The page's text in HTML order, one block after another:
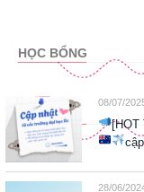
HỌC BỔNG
08/07/
[HOT
28/06/